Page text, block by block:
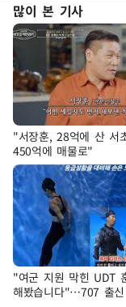
많이 본 기사
"서장훈, 28억에 산 서
450억에 매물로"
"여군 지원 막힌 UDT
해봤습니다"…707 출